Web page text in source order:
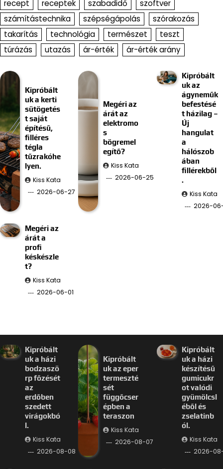
recept receptek szabadidő
szoftver
számítástechnika
szépségápolás
szórakozás
takarítás
technológia természet
teszt
túrázás
utazás ár-érték ár-érték arány
Kipróbált
uk a kerti
sütögetés
t saját
építésű,
filléres
tégla
tűzrakóhe
lyen.
Kiss Kata
2026-06-27
Megéri az
árát az
elektromo
s
bögremel
egítő?
Kiss Kata
2026-06-25
Kipróbált
uk az
ágyneműk
befestésé
t házilag –
Új
hangulat
a
hálószob
ában
fillérekből
.
Kiss Kata
2026-
Megéri az
árát a
profi
késkészle
t?
Kiss Kata
2026-06-01
Kipróbált
uk a házi
bodzaszö
rp főzését
az
erdőben
szedett
virágokbó
l.
Kiss Kata
2026-08-08
Kipróbált
uk az eper
termeszté
sét
függőcser
épben a
teraszon
Kiss Kata
2026-08-07
Kipróbált
uk a házi
készítésű
gumicukr
ot valódi
gyümölcsl
éből és
zselatinb
ól.
Kiss Kata
2026-